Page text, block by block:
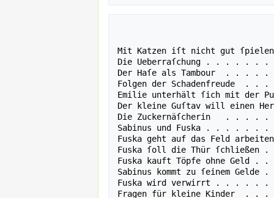
Mit Katzen iſt nicht gut
Die Ueberraſchung . . .
Der Haſe als Tambour
Folgen der
Emilie unterhält ſich mit
Der kleine Guſtav will
Die Zuckernäſcherin   .
Sabinus und Fuska . . .
Fuska geht auf das Feld
Fuska ſoll die Thür
Fuska kauft Töpfe ohne
Sabinus kommt zu
Fuska wird verwirrt . . .
Fragen für kleine